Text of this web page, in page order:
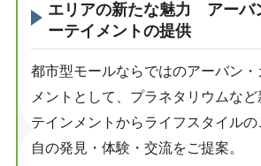
エリアの新たな魅力 アーバ
ーテイメントの提供
都市型モールならではのアーバン・
メントとして、プラネタリウムな
テインメントからライフスタイル
自の発見・体験・交流をご提案。